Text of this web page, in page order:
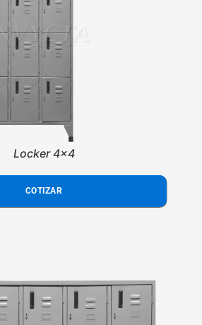
Locker 4x4
COTIZAR